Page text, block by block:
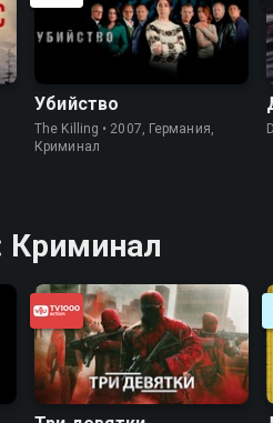
Убийство
The Killing • 2007, Германия,
Криминал
Криминал